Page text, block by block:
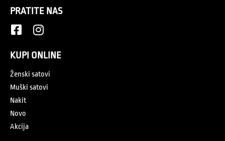
PRATITE NAS
KUPI ONLINE
Ženski satovi
Muški satovi
Nakit
Novo
Akcija